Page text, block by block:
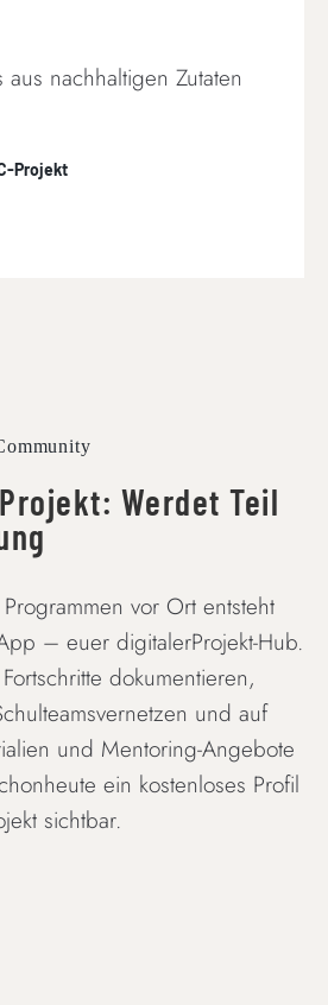
aus nachhaltigen Zutaten
Projekt
Werdet Teil
vor Ort entsteht
– euer digitalerProjekt-Hub.
dokumentieren,
und auf
und Mentoring-Angebote
ein kostenloses Profil
sichtbar.